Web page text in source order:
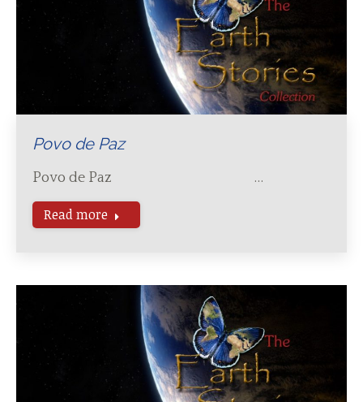
Povo de Paz
Povo de Paz …
Read more